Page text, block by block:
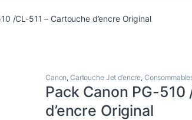
/CL-511 – Cartouche d’encre Original
Canon,Cartouche Jet d’encre,
Pack Canon PG-
d’encre Original